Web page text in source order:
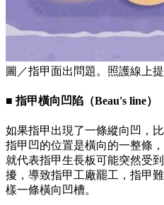
圖／指甲面出問題。照護線上
■ 指甲橫向凹陷（Beau's line）
如果指甲出現了一條縱向凹，
指甲凹的位置是橫向的一整條
就代表指甲生長板可能突然受
擾，導致指甲工廠罷工，指甲
樣一條橫向凹槽。